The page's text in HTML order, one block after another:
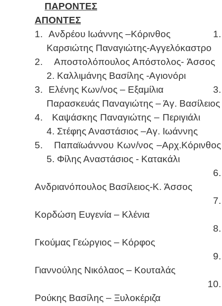
ΠΑΡΟΝΤΕΣ
ΑΠΟΝΤΕΣ
1.
Ανδρέου Ιωάννης –Κόρινθος 1.
Καρσιώτης Παναγιώτης-Αγγελόκαστρο
2.
Αποστολόπουλος Απόστολος- Άσσος
2. Καλλιμάνης Βασίλης -Αγιονόρι
3.
Ελένης Κων/νος – Εξαμίλια 3.
Παρασκευάς Παναγιώτης – Άγ. Βασίλειος
4.
Καψάσκης Παναγιώτης – Περιγιάλι
4. Στέφης Αναστάσιος –Αγ. Ιωάννης
5.
Παπαϊωάννου Κων/νος –Αρχ.Κόρινθος
5. Φίλης Αναστάσιος - Κατακάλι
6.
Ανδριανόπουλος Βασίλειος-K. Άσσος
7.
Κορδώση Ευγενία – Κλένια
8.
Γκούμας Γεώργιος – Κόρφος
9.
Γιαννούλης Νικόλαος – Κουταλάς
10.
Ρούκης Βασίλης – Ξυλοκέριζα